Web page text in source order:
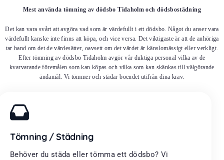
Mest använda tömning av dödsbo Tidaholm och dödsbostädning
Det kan vara svårt att avgöra vad som är värdefullt i ett dödsbo. Något du anser vara
värdefullt kanske inte finns att köpa, och vice versa. Det viktigaste är att de anhöriga
tar hand om det de värdesätter, oavsett om det värdet är känslomässigt eller verkligt.
Efter tömning av dödsbo Tidaholm avgör vår duktiga personal vilka av de
kvarvarande föremålen som kan köpas och vilka som kan skänkas till välgörande
ändamål. Vi tömmer och städar boendet utifrån dina krav.
Tömning / Städning
Behöver du städa eller tömma ett dödsbo? Vi